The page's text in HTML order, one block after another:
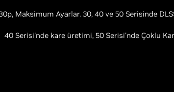
Maksimum Ayarlar. 30, 40 ve 50 Serisinde
40 Serisi'nde kare üretimi, 50 Serisi'nde Çoklu